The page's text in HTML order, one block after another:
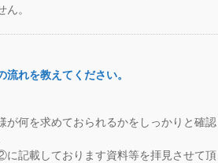
ん。
流れを教えてください。
が何を求めておられるかをしっかりと確
に記載しております資料等を拝見させて